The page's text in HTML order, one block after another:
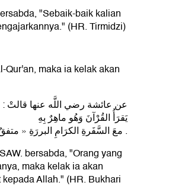
"Sebaik-baik kalian
(HR. Tirmidzi)
Qur'an, maka ia kelak akan
عن عائشة رضي اللَّه عنها قالتْ
يَقرَأُ القُرْآنَ وَهُو ماهِرٌ بِهِ
معَ السَّفَرةِ الكرَامِ البررَةِ » متفقٌ عليه .
bersabda, "Orang yang
maka kelak ia akan
Allah." (HR. Bukhari